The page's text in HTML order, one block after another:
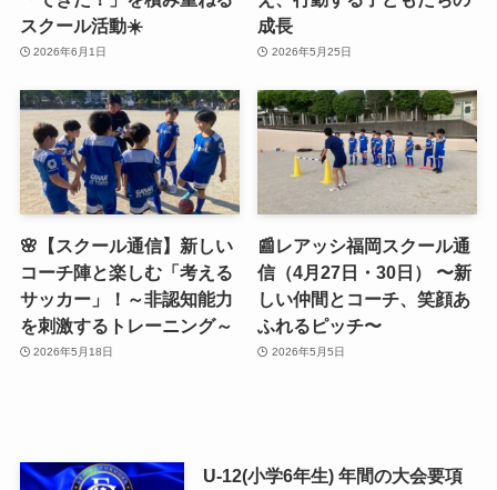
スクール活動☀️
2026年6月1日
成長
2026年5月25日
🌸【スクール通信】新しい
コーチ陣と楽しむ「考える
サッカー」！～非認知能力
を刺激するトレーニング～
2026年5月18日
📰レアッシ福岡スクール通
信（4月27日・30日） 〜新
しい仲間とコーチ、笑顔あ
ふれるピッチ〜
2026年5月5日
U-12(小学6年生) 年間の大会要項